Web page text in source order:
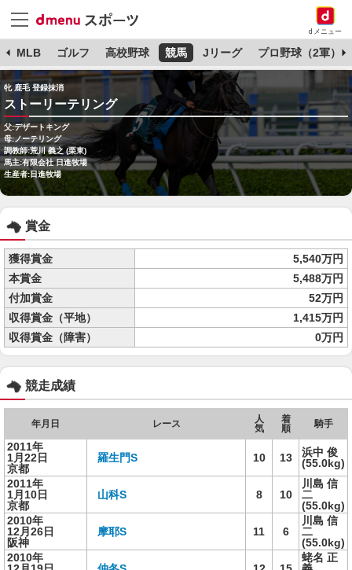
dメニュー
MLB ゴルフ 高校野球 競馬 Jリーグ プロ野球（2軍）
牝 鹿毛 登録抹消
ストーリーテリング
父:デザートキング
母:ノーテリング
調教師:荒川 義之 (栗東)
馬主:有限会社 日進牧場
生産者:日進牧場
賞金
獲得賞金
5,540万円
本賞金
5,488万円
付加賞金
52万円
収得賞金（平地）
1,415万円
収得賞金（障害）
0万円
競走成績
年月日 レース
人
気
着
順
騎手
2011年
1月22日
京都
羅生門S 10 13
浜中 俊
(55.0kg)
2011年
1月10日
京都
山科S 8 10
川島 信
二
(55.0kg)
2010年
12月26日
阪神
摩耶S 11 6
川島 信
二
(55.0kg)
2010年
蛯名 正